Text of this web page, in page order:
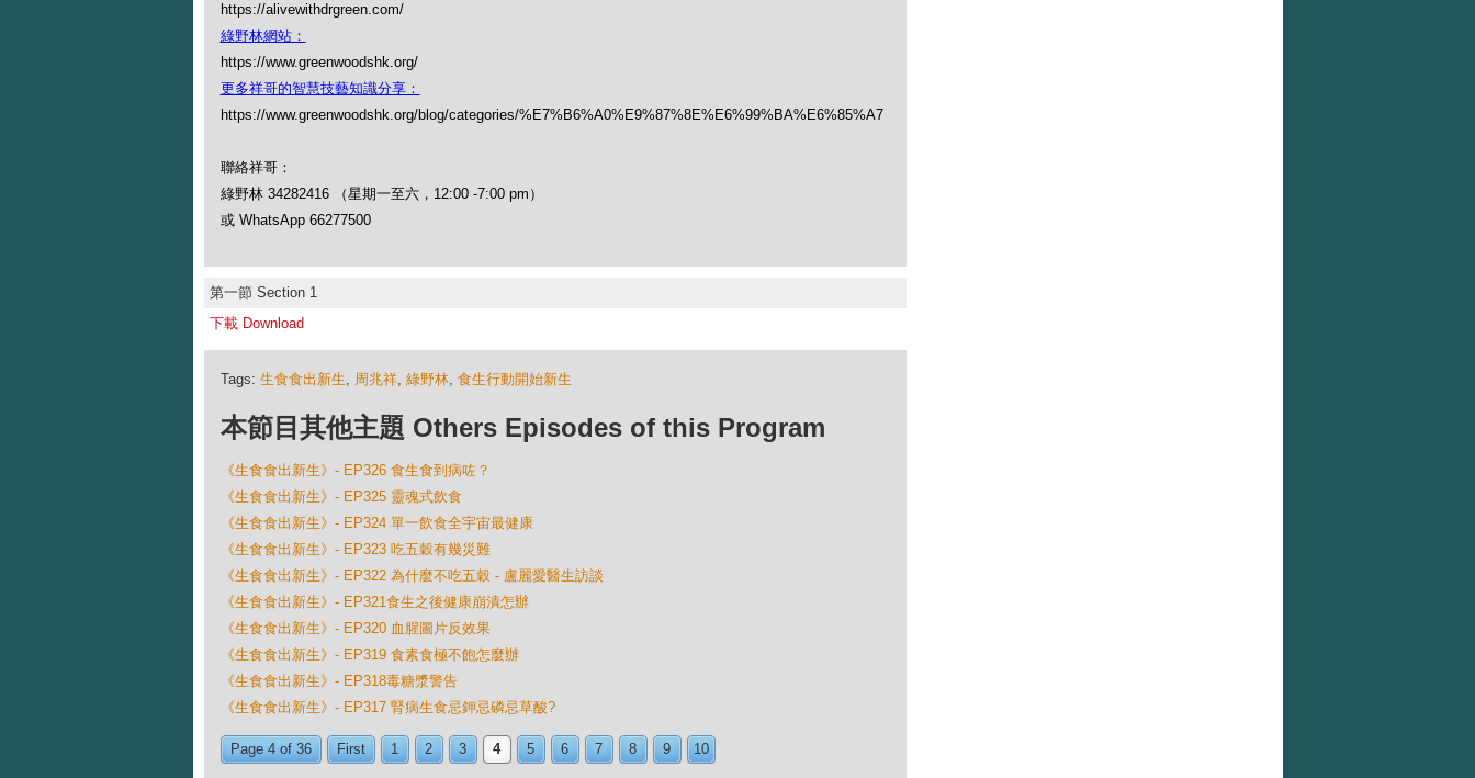
https://alivewithdrgreen.com/
綠野林網站：
https://www.greenwoodshk.org/
更多祥哥的智慧技藝知識分享：
https://www.greenwoodshk.org/blog/categories/%E7%B6%A0%E9%87%8E%E6%99%BA%E6%85%A7
聯絡祥哥：
綠野林 34282416 （星期一至六，12:00 -7:00 pm）
或 WhatsApp 66277500
第一節 Section 1
下載 Download
Tags: 生食食出新生, 周兆祥, 綠野林, 食生行動開始新生
本節目其他主題 Others Episodes of this Program
《生食食出新生》- EP326 食生食到病咗？
《生食食出新生》- EP325 靈魂式飲食
《生食食出新生》- EP324 單一飲食全宇宙最健康
《生食食出新生》- EP323 吃五穀有幾災難
《生食食出新生》- EP322 為什麼不吃五穀 - 盧麗愛醫生訪談
《生食食出新生》- EP321食生之後健康崩潰怎辦
《生食食出新生》- EP320 血腥圖片反效果
《生食食出新生》- EP319 食素食極不飽怎麼辦
《生食食出新生》- EP318毒糖漿警告
《生食食出新生》- EP317 腎病生食忌鉀忌磷忌草酸?
Page 4 of 36 First 1 2 3 4 5 6 7 8 9 10